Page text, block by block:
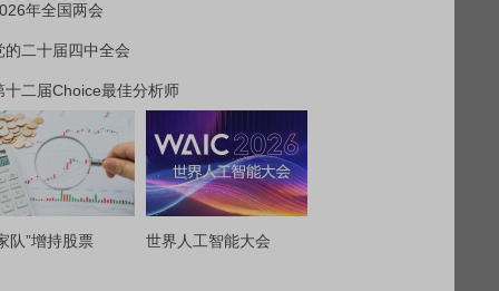
年全国两会
的二十届四中全会
十二届Choice最佳分析师
队”增持股票 世界人工智能大会